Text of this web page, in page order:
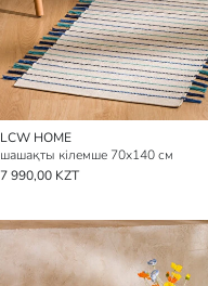
LCW HOME
шашақты кілемше 70x140 см
7 990,00 KZT